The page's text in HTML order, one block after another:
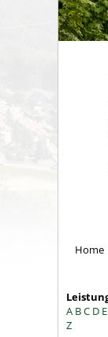
Home
A BC D E
Z